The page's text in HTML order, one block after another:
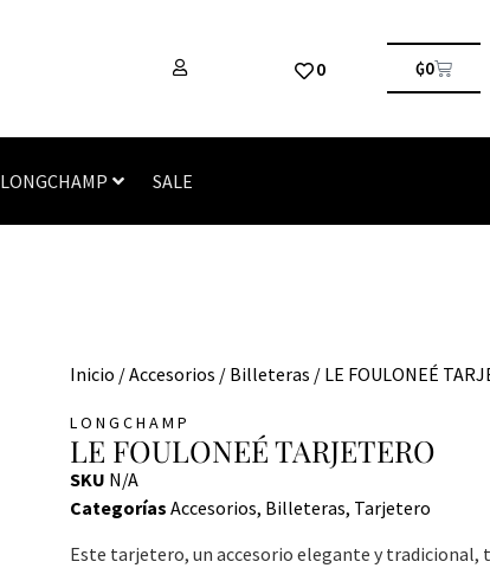
0 ₲0
LONGCHAMP SALE
Inicio /Accesorios / Billeteras / LE FOULONEÉ
LONGCHAMP
LE FOULONEÉ TARJETERO
SKU N/A
Categorías Accesorios, Billeteras, Tarjetero
Este tarjetero, un accesorio elegante y tradicional,